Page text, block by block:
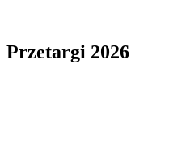
Przetargi 2026